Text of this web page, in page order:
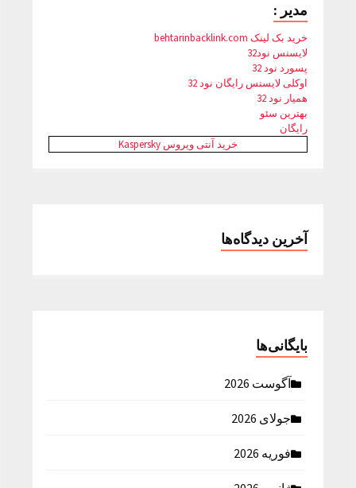
مدیر :
خرید بک لینک behtarinbacklink.com
لایسنس نود32
پسورد نود 32
اوکلی لایسنس رایگان نود 32
همیار نود 32
بهترین سئو
رایگان
خرید آنتی ویروس Kaspersky
آخرین دیدگاه‌ها
بایگانی‌ها
آگوست 2026
جولای 2026
فوریه 2026